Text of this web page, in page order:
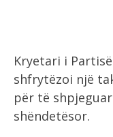
Kryetari i
shfrytëzoi një
për të
shëndetësor.